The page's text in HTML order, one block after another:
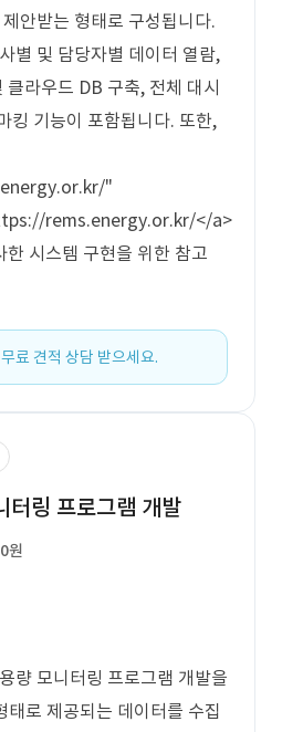
안받는 형태로 구성됩니다.
별 및 담당자별 데이터 열람,
라우드 DB 구축, 전체 대시
킹 기능이 포함됩니다. 또한,
"
rems.energy.or.kr/</a>
한 시스템 구현을 위한 참고
료 견적 상담 받으세요.
터링 프로그램 개발
원
량 모니터링 프로그램 개발을
로 제공되는 데이터를 수집